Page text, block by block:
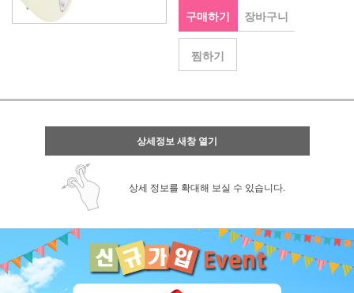
구매하기 장바구니
찜하기
상세정보 새창 열기
상세 정보를 확대해 보실 수 있습니다.